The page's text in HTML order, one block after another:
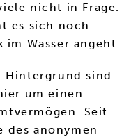
nicht in Frage.
es sich noch
Wasser angeht.
Hintergrund sind
um einen
Seit
des anonymen